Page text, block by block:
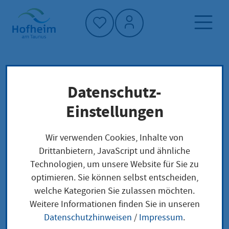
Startseite"
Dienstleistung-Finder
Lokale Anliegen
Entschädigung nach dem
Infektionsschutzgesetz bei Verdienstausfall
beantragen
Entschädigung nach
dem
Datenschutz-
Einstellungen
Wir verwenden Cookies, Inhalte von
Drittanbietern, JavaScript und ähnliche
Technologien, um unsere Website für Sie zu
optimieren. Sie können selbst entscheiden,
welche Kategorien Sie zulassen möchten.
Weitere Informationen finden Sie in unseren
Datenschutzhinweisen / Impressum.